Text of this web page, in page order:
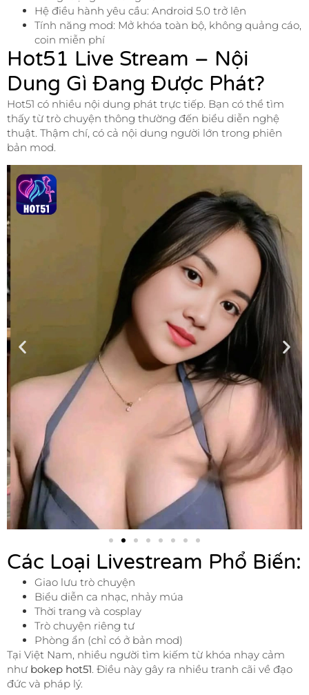
Hệ điều hành yêu cầu: Android 5.0 trở lên
Tính năng mod: Mở khóa toàn bộ, không quảng cáo,
coin miễn phí
Hot51 Live Stream – Nội
Dung Gì Đang Được Phát?
Hot51 có nhiều nội dung phát trực tiếp. Bạn có thể tìm
thấy từ trò chuyện thông thường đến biểu diễn nghệ
thuật. Thậm chí, có cả nội dung người lớn trong phiên
bản mod.
Các Loại Livestream Phổ Biến:
Giao lưu trò chuyện
Biểu diễn ca nhạc, nhảy múa
Thời trang và cosplay
Trò chuyện riêng tư
Phòng ẩn (chỉ có ở bản mod)
Tại Việt Nam, nhiều người tìm kiếm từ khóa nhạy cảm
như bokep hot51. Điều này gây ra nhiều tranh cãi về đạo
đức và pháp lý.